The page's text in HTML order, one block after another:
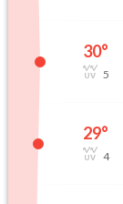
30°
5
29°
4